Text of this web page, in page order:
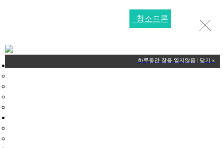
HOME
청소드론
하루동안 창을 열지않음 | 닫기 x